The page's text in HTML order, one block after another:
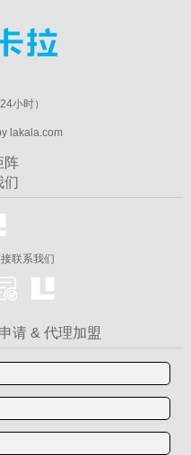
小时）
lakala.com
阵
们
联系我们
请 & 代理加盟